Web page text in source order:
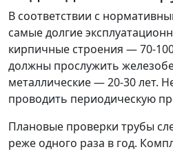
В соответствии с
самые долгие
кирпичные строения — 70-
должны прослужить
металлические — 20-30 лет.
проводить периодическую
Плановые проверки трубы
реже одного раза в год.